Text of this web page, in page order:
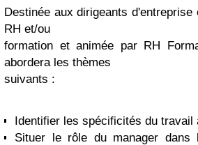
Destinée aux dirigeants d'entreprise
RH et/ou
formation et animée par RH
abordera les thèmes
suivants :
Identifier les spécificités du travail
Situer le rôle du manager dans